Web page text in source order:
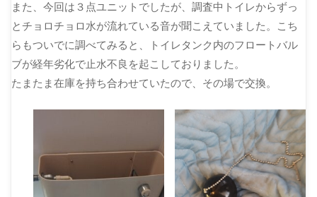
また、今回は３点ユニットでしたが、調査中トイレからずっ
とチョロチョロ水が流れている音が聞こえていました。こち
らもついでに調べてみると、トイレタンク内のフロートバル
ブが経年劣化で止水不良を起こしておりました。
たまたま在庫を持ち合わせていたので、その場で交換。